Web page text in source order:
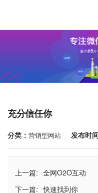
充分信任你
分类： 营销型网站 发布时
上一篇: 全网O2O互动
下一篇: 快速找到你